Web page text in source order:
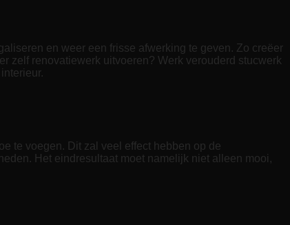
en weer een frisse afwerking te geven. Zo creëer
zelf renovatiewerk uitvoeren? Werk verouderd stucwerk
te voegen. Dit zal veel effect hebben op de
Het eindresultaat moet namelijk niet alleen mooi,